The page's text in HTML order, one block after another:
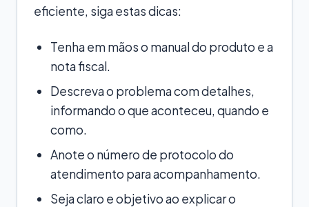
eficiente, siga estas dicas:
Tenha em mãos o manual do produto e a
nota fiscal.
Descreva o problema com detalhes,
informando o que aconteceu, quando e
como.
Anote o número de protocolo do
atendimento para acompanhamento.
Seja claro e objetivo ao explicar o